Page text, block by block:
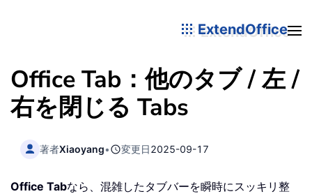
ExtendOffice
Office Tab：他のタブ / 左 /
右を閉じる Tabs
著者Xiaoyang• 変更日2025-09-17
Office Tabなら、混雑したタブバーを瞬時にスッキリ整